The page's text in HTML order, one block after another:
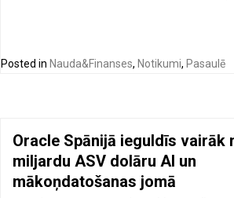
Posted in Nauda&Finanses, Notikumi, Pasaulē
Oracle Spānijā ieguldīs vairāk
miljardu ASV dolāru AI un
mākoņdatošanas jomā